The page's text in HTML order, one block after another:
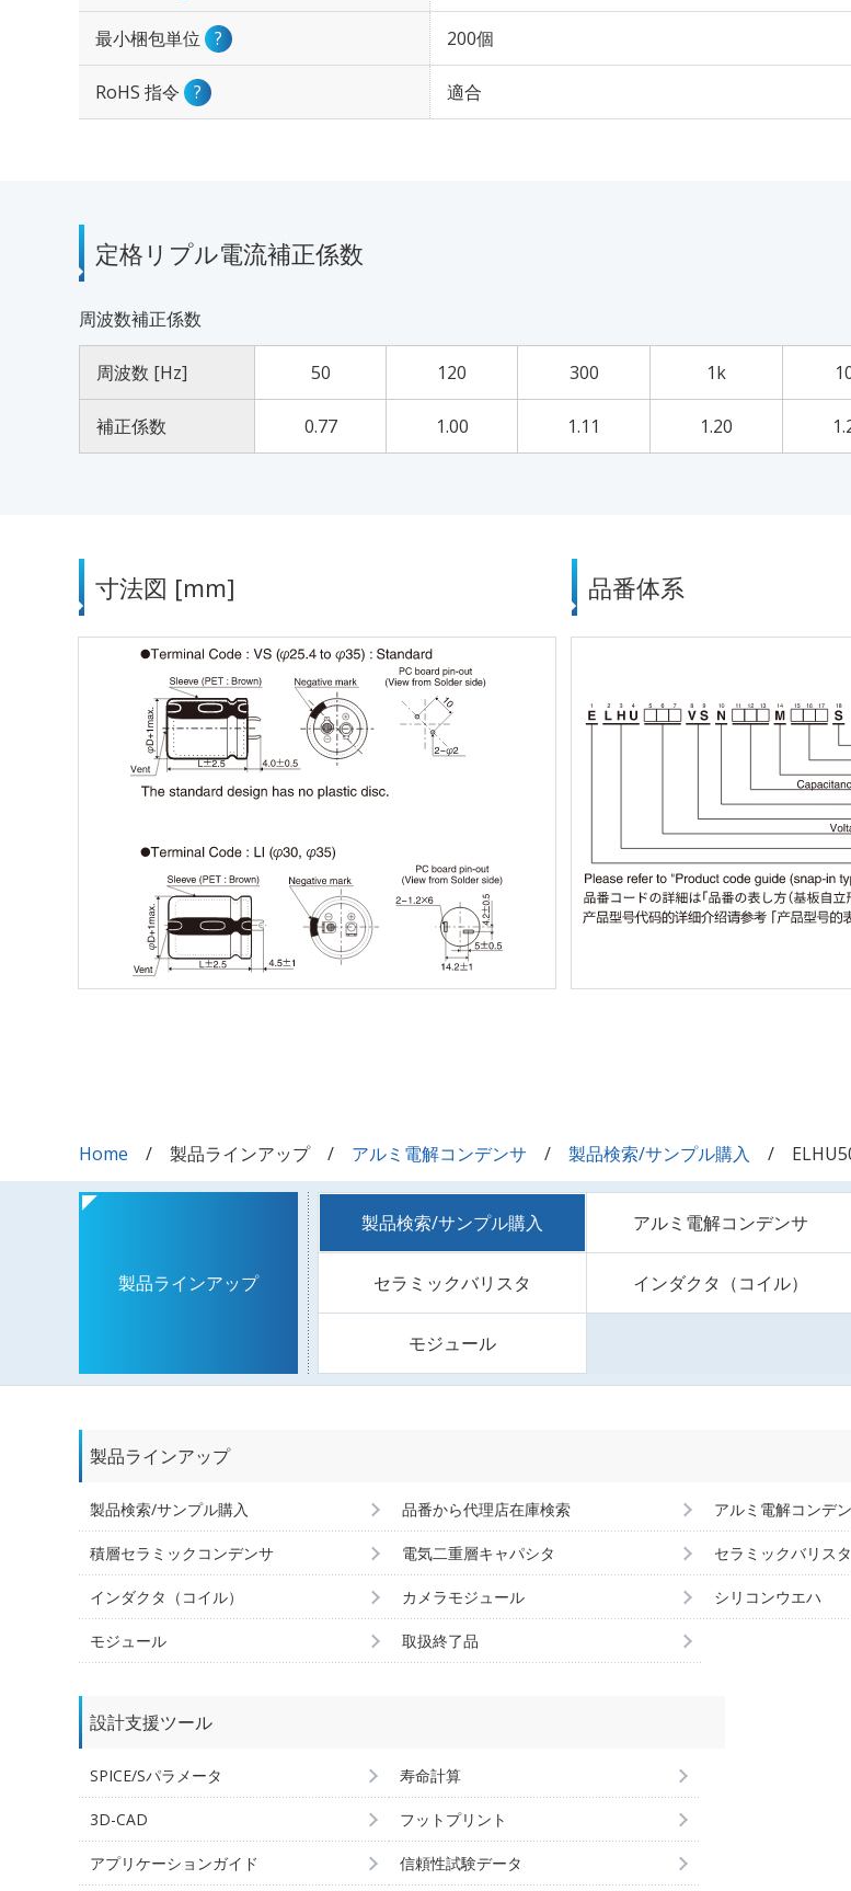
最小梱包単位 ? 200個
RoHS 指令 ? 適合
定格リプル電流補正係数
周波数補正係数
周波数 [Hz] 50 120 300 1k
補正係数 0.77 1.00 1.11 1.20
寸法図 [mm] 品番体系
Home 製品ラインアップ アルミ電解コンデンサ 製品検索/サンプル購入
製品ラインアップ
製品検索/サンプル購入 アルミ電解コンデンサ
セラミックバリスタ インダクタ（コイル）
モジュール
製品ラインアップ
製品検索/サンプル購入 品番から代理店在庫検索 アルミ電解コンデ
積層セラミックコンデンサ 電気二重層キャパシタ セラミックバリスタ
インダクタ（コイル） カメラモジュール シリコンウエハ
モジュール 取扱終了品
設計支援ツール
SPICE/Sパラメータ 寿命計算
3D-CAD フットプリント
アプリケーションガイド 信頼性試験データ